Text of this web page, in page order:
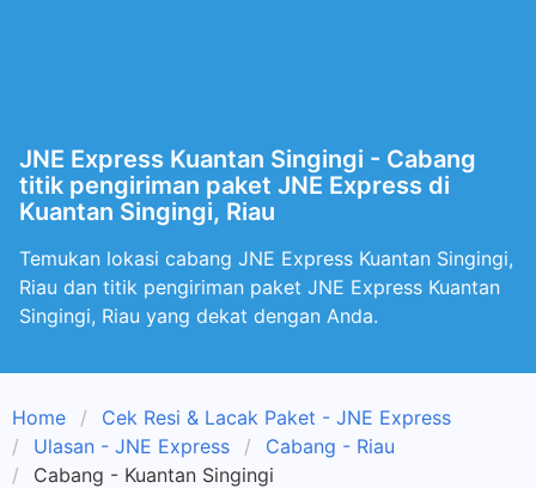
JNE Express Kuantan Singingi - Cabang
titik pengiriman paket JNE Express di
Kuantan Singingi, Riau
Temukan lokasi cabang JNE Express Kuantan Singingi,
Riau dan titik pengiriman paket JNE Express Kuantan
Singingi, Riau yang dekat dengan Anda.
Home
Cek Resi & Lacak Paket - JNE Express
Ulasan - JNE Express
Cabang - Riau
Cabang - Kuantan Singingi